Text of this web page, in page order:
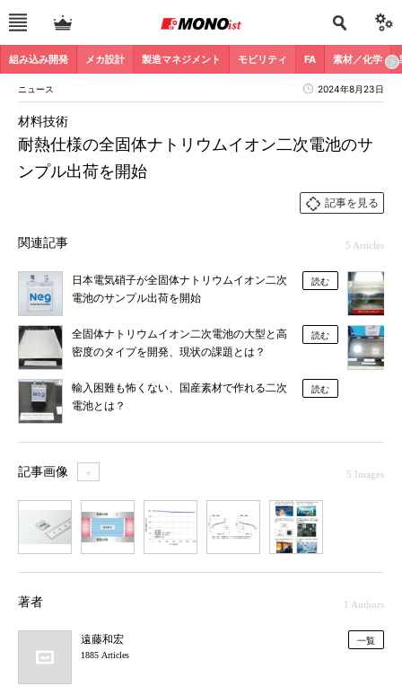
組み込み開発 メカ設計 製造マネジメント モビリティ FA 素材／化学
ニュース 2024年8月23日
耐熱仕様の全固体ナトリウムイオン二次電池のサ
ンプル出荷を開始
材料技術
記事を見る
関連記事 5 Articles
日本電気硝子が全固体ナトリウムイオン二次
電池のサンプル出荷を開始
読む
全固体ナトリウムイオン二次電池の大型と高
密度のタイプを開発、現状の課題とは？
読む
輸入困難も怖くない、国産素材で作れる二次
電池とは？
読む
記事画像 ＋ 5 Images
著者 1 Authors
遠藤和宏
1885 Articles
一覧